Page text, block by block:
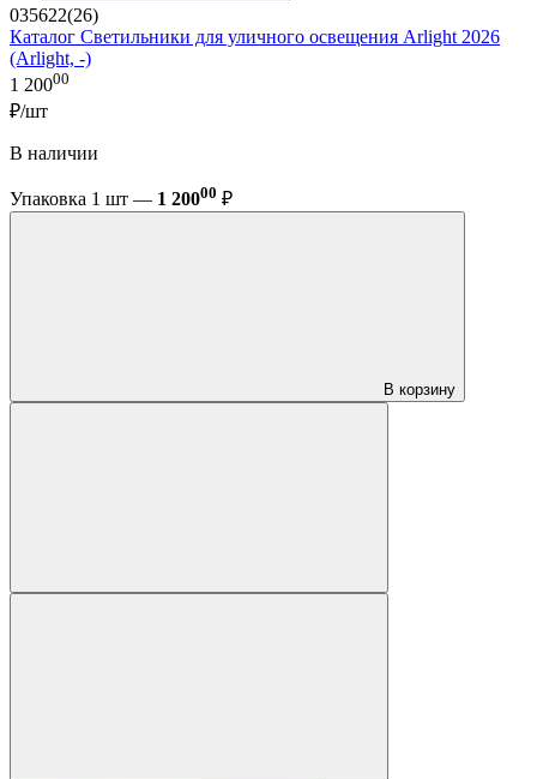
035622(26)
Каталог Светильники для уличного освещения Arlight 2026
(Arlight, -)
1 20000
₽/шт
В наличии
Упаковка 1 шт — 1 20000 ₽
В корзину